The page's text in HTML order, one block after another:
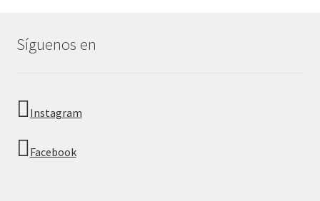
Síguenos en
Instagram
Facebook